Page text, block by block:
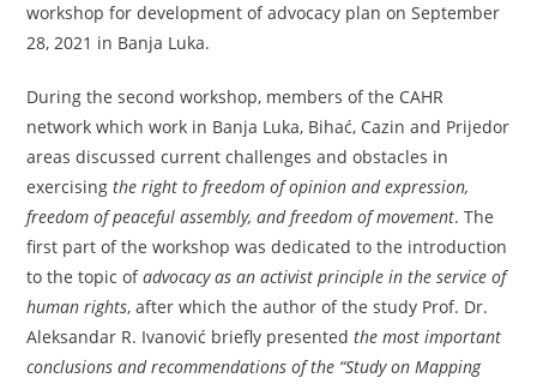
workshop for development of advocacy plan on September
28, 2021 in Banja Luka.
During the second workshop, members of the CAHR
network which work in Banja Luka, Bihać, Cazin and Prijedor
areas discussed current challenges and obstacles in
exercisingthe right to freedom of opinion and expression,
freedom of peaceful assembly, and freedom of movement. The
first part of the workshop was dedicated to the introduction
to the topic ofadvocacy as an activist principle in the service of
human rights, after which the author of the study Prof. Dr.
Aleksandar R. Ivanović briefly presentedthe most important
conclusions and recommendations of the “Study on Mapping